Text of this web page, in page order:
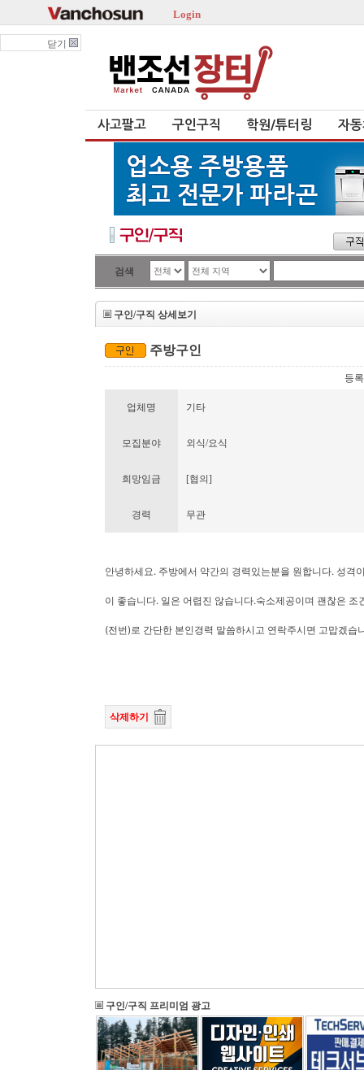
Login
닫기
사고팔고 구인구직 학원/튜터링 자
검색
구인/구직 상세보기
주방구인
등
업체명 기타
모집분야 외식/요식
희망임금 [협의]
경력 무관
안녕하세요. 주방에서 약간의 경력있는분을 원합니다. 성
이 좋습니다. 일은 어렵진 않습니다.숙소제공이며 괜찮은
(전번)로 간단한 본인경력 말씀하시고 연락주시면 고맙겠
삭제하기
구인/구직 프리미엄 광고